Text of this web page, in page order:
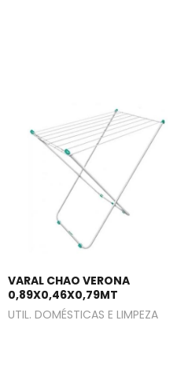
VARAL CHAO VERONA
0,89X0,46X0,79MT
UTIL. DOMÉSTICAS E LIMPEZA